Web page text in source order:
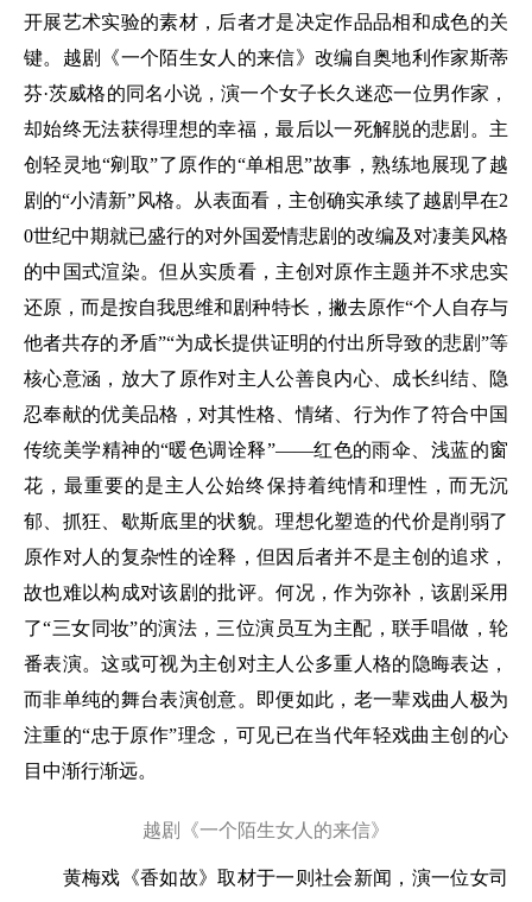
开展艺术实验的素材，后者才是决定作品品相和成色的关
键。越剧《一个陌生女人的来信》改编自奥地利作家斯蒂
芬·茨威格的同名小说，演一个女子长久迷恋一位男作家，
却始终无法获得理想的幸福，最后以一死解脱的悲剧。主
创轻灵地“剜取”了原作的“单相思”故事，熟练地展现了越
剧的“小清新”风格。从表面看，主创确实承续了越剧早在2
0世纪中期就已盛行的对外国爱情悲剧的改编及对凄美风格
的中国式渲染。但从实质看，主创对原作主题并不求忠实
还原，而是按自我思维和剧种特长，撇去原作“个人自存与
他者共存的矛盾”“为成长提供证明的付出所导致的悲剧”等
核心意涵，放大了原作对主人公善良内心、成长纠结、隐
忍奉献的优美品格，对其性格、情绪、行为作了符合中国
传统美学精神的“暖色调诠释”——红色的雨伞、浅蓝的窗
花，最重要的是主人公始终保持着纯情和理性，而无沉
郁、抓狂、歇斯底里的状貌。理想化塑造的代价是削弱了
原作对人的复杂性的诠释，但因后者并不是主创的追求，
故也难以构成对该剧的批评。何况，作为弥补，该剧采用
了“三女同妆”的演法，三位演员互为主配，联手唱做，轮
番表演。这或可视为主创对主人公多重人格的隐晦表达，
而非单纯的舞台表演创意。即便如此，老一辈戏曲人极为
注重的“忠于原作”理念，可见已在当代年轻戏曲主创的心
目中渐行渐远。
越剧《一个陌生女人的来信》
黄梅戏《香如故》取材于一则社会新闻，演一位女司